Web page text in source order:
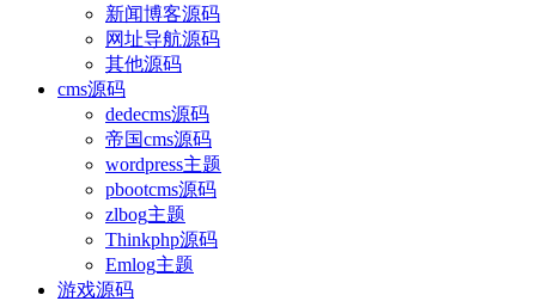
新闻博客源码
网址导航源码
其他源码
cms源码
dedecms源码
帝国cms源码
wordpress主题
pbootcms源码
zlbog主题
Thinkphp源码
Emlog主题
游戏源码